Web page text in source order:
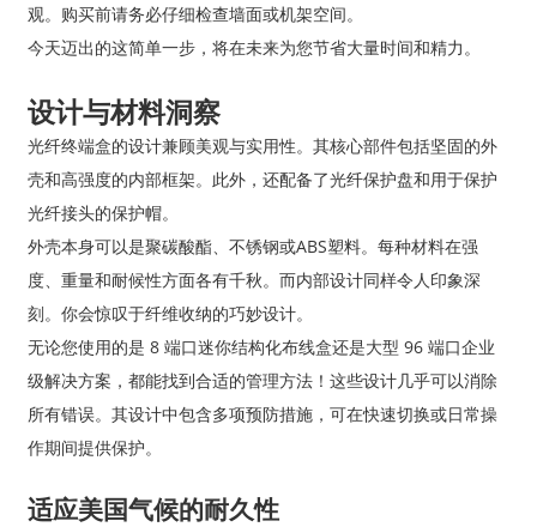
观。购买前请务必仔细检查墙面或机架空间。
今天迈出的这简单一步，将在未来为您节省大量时间和精力。
设计与材料洞察
光纤终端盒的设计兼顾美观与实用性。其核心部件包括坚固的外
壳和高强度的内部框架。此外，还配备了光纤保护盘和用于保护
光纤接头的保护帽。
外壳本身可以是聚碳酸酯、不锈钢或ABS塑料。每种材料在强
度、重量和耐候性方面各有千秋。而内部设计同样令人印象深
刻。你会惊叹于纤维收纳的巧妙设计。
无论您使用的是 8 端口迷你结构化布线盒还是大型 96 端口企业
级解决方案，都能找到合适的管理方法！这些设计几乎可以消除
所有错误。其设计中包含多项预防措施，可在快速切换或日常操
作期间提供保护。
适应美国气候的耐久性